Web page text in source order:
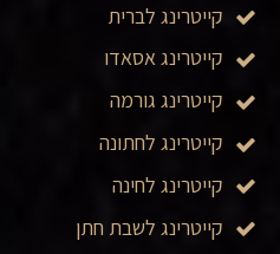
קייטרינג לברית
קייטרינג אסאדו
קייטרינג גורמה
קייטרינג לחתונה
קייטרינג לחינה
קייטרינג לשבת חתן